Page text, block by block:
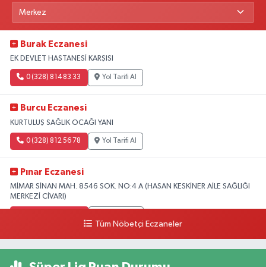
Burak Eczanesi
EK DEVLET HASTANESİ KARŞISI
0 (328) 814 83 33 Yol Tarifi Al
Burcu Eczanesi
KURTULUŞ SAĞLIK OCAĞI YANI
0 (328) 812 56 78 Yol Tarifi Al
Pınar Eczanesi
MİMAR SİNAN MAH. 8546 SOK. NO:4 A (HASAN KESKİNER AİLE SAĞLIĞI
MERKEZİ CİVARI)
Tüm Nöbetçi Eczaneler